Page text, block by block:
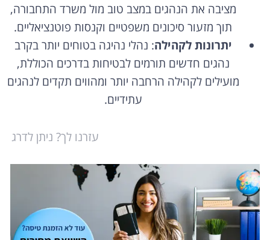
מציבה את הנהגים במצב טוב מול משרד התחבורה,
תוך מזעור סיכונים משפטיים וקנסות פוטנציאליים.
יתרונות לקהילה: נהלי נהיגה בטוחים יותר בקרב
נהגים חדשים תורמים לבטיחות בדרכים הכוללת,
מועילים לקהילה הרחבה יותר ומהווים תקדים לנהגים
עתידיים.
עזרנו לך? ניתן לדרג